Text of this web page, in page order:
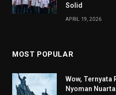
Solid
APRIL 19, 2026
MOST POPULAR
Wow, Ternyata
Nyoman Nuarta